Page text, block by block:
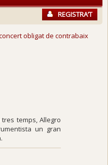
REGISTRA’T
obligat de contrabaix
tres temps,Allegro
un gran